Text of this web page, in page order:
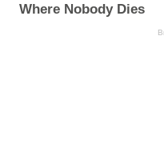
Where Nobody Dies